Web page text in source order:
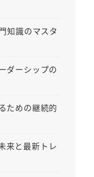
知識のマスタ
ダーシップの
ための継続的
来と最新トレ